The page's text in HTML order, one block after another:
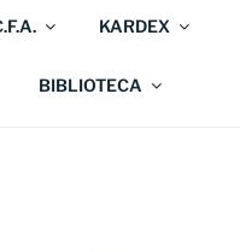
KARDEX
BIBLIOTECA